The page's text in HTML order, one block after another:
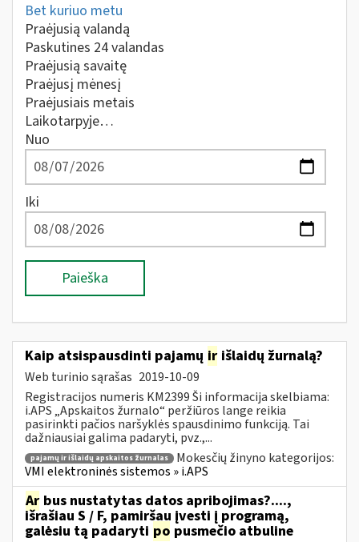
Bet kuriuo metu
Praėjusią valandą
Paskutines 24 valandas
Praėjusią savaitę
Praėjusį mėnesį
Praėjusiais metais
Laikotarpyje…
Nuo
Iki
Paieška
Kaip atsispausdinti pajamų ir išlaidų žurnalą?
Web turinio sąrašas 2019-10-09
Registracijos numeris KM2399 Ši informacija skelbiama:
i.APS „Apskaitos žurnalo“ peržiūros lange reikia
pasirinkti pačios naršyklės spausdinimo funkciją. Tai
dažniausiai galima padaryti, pvz.,...
pajamų ir išlaidų apskaitos žurnalas
Mokesčių žinyno kategorijos:
VMI elektroninės sistemos » i.APS
Ar bus nustatytas datos apribojimas?....,
išrašiau S / F, pamiršau įvesti į programą,
galėsiu tą padaryti po pusmečio atbuline